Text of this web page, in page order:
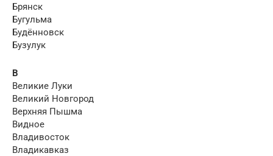
Брянск
Бугульма
Будённовск
Бузулук
В
Великие Луки
Великий Новгород
Верхняя Пышма
Видное
Владивосток
Владикавказ